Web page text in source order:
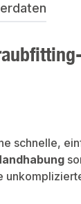
schnelle,